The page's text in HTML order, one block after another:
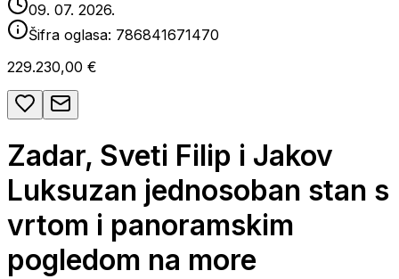
09. 07. 2026.
Šifra oglasa: 786841671470
229.230,00 €
Zadar, Sveti Filip i Jakov
Luksuzan jednosoban stan s
vrtom i panoramskim
pogledom na more